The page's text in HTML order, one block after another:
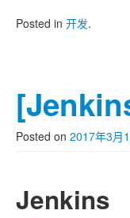
Posted in 开发.
Posted on 2017年3月
Jenkins